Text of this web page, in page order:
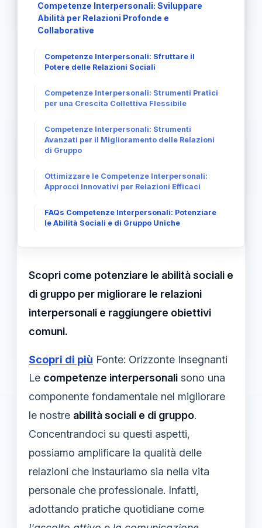
Competenze Interpersonali: Sviluppare
Abilità per Relazioni Profonde e
Collaborative
Competenze Interpersonali: Sfruttare il
Potere delle Relazioni Sociali
Competenze Interpersonali: Strumenti Pratici
per una Crescita Collettiva Flessibile
Competenze Interpersonali: Strumenti
Avanzati per il Miglioramento delle Relazioni
di Gruppo
Ottimizzare le Competenze Interpersonali:
Approcci Innovativi per Relazioni Efficaci
FAQs Competenze Interpersonali: Potenziare
le Abilità Sociali e di Gruppo Uniche
Scopri come potenziare le abilità sociali e
di gruppo per migliorare le relazioni
interpersonali e raggiungere obiettivi
comuni.
Scopri di più Fonte: Orizzonte Insegnanti
Le competenze interpersonali sono una
componente fondamentale nel migliorare
le nostre abilità sociali e di gruppo.
Concentrandoci su questi aspetti,
possiamo amplificare la qualità delle
relazioni che instauriamo sia nella vita
personale che professionale. Infatti,
adottando pratiche quotidiane come